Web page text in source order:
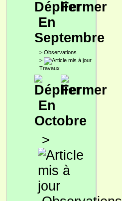
En
Septembre
> Observations
>
Travaux
En
Octobre
>